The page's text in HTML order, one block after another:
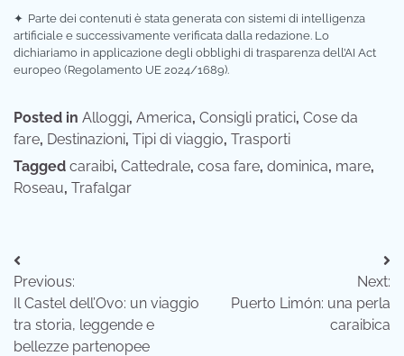
✦ Parte dei contenuti è stata generata con sistemi di intelligenza
artificiale e successivamente verificata dalla redazione. Lo
dichiariamo in applicazione degli obblighi di trasparenza dell’AI Act
europeo (Regolamento UE 2024/1689).
Posted in Alloggi, America, Consigli pratici, Cose da
fare, Destinazioni, Tipi di viaggio, Trasporti
Tagged caraibi, Cattedrale, cosa fare, dominica, mare,
Roseau, Trafalgar
Navigazione
articoli
Previous:
Il Castel dell’Ovo: un viaggio
tra storia, leggende e
bellezze partenopee
Next:
Puerto Limón: una perla
caraibica